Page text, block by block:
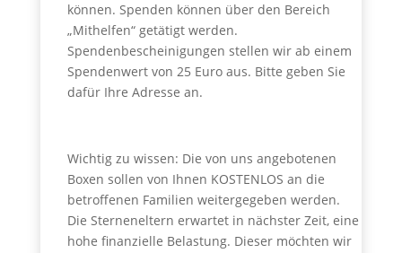
können. Spenden können über den Bereich
„Mithelfen“ getätigt werden.
Spendenbescheinigungen stellen wir ab einem
Spendenwert von 25 Euro aus. Bitte geben Sie
dafür Ihre Adresse an.
Wichtig zu wissen: Die von uns angebotenen
Boxen sollen von Ihnen KOSTENLOS an die
betroffenen Familien weitergegeben werden.
Die Sterneneltern erwartet in nächster Zeit, eine
hohe finanzielle Belastung. Dieser möchten wir